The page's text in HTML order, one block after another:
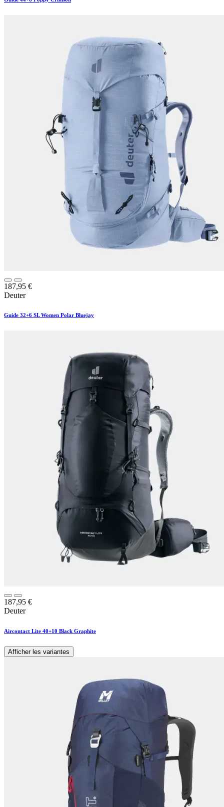
187,95 €
Deuter
Guide 32+6 SL Women Polar Bluejay
187,95 €
Deuter
Aircontact Lite 40+10 Black Graphite
Afficher les variantes